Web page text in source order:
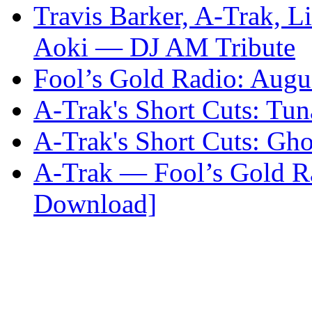
Travis Barker, A-Trak,
Aoki — DJ AM Tribute
Fool’s Gold Radio:
A-Trak's Short Cuts:
A-Trak's Short Cuts:
A-Trak — Fool’s Gold
Download]